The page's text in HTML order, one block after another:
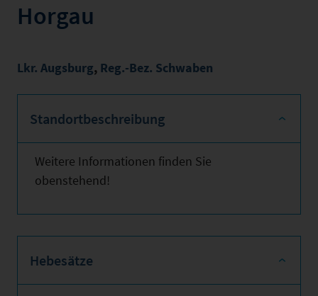
Horgau
Lkr. Augsburg, Reg.-Bez. Schwaben
Standortbeschreibung
Weitere Informationen finden Sie
obenstehend!
Hebesätze